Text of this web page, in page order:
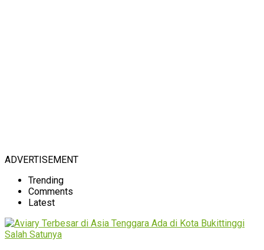
ADVERTISEMENT
Trending
Comments
Latest